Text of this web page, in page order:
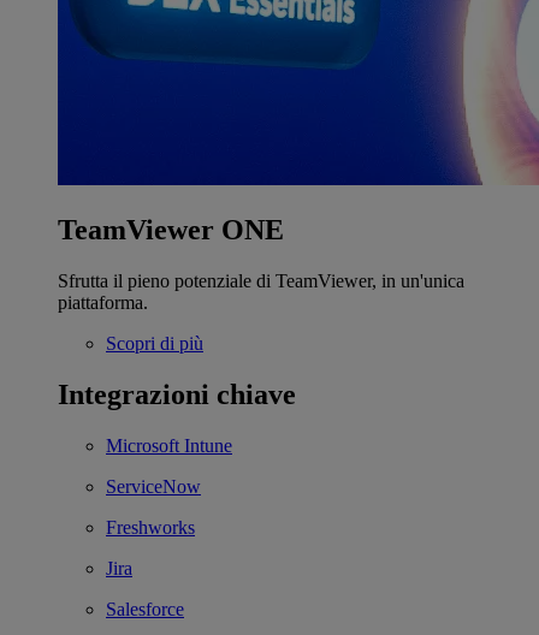
TeamViewer ONE
Sfrutta il pieno potenziale di TeamViewer, in un'unica
piattaforma.
Scopri di più
Integrazioni chiave
Microsoft Intune
ServiceNow
Freshworks
Jira
Salesforce